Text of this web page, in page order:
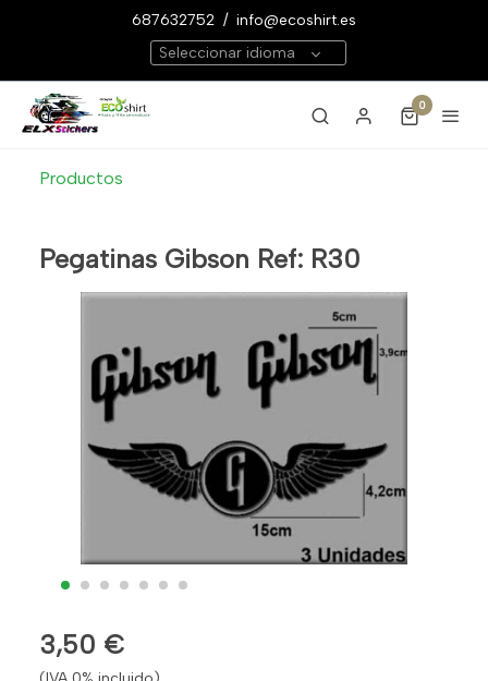
687632752 / info@ecoshirt.es
Seleccionar idioma
0
Productos
Pegatinas Gibson Ref: R30
3,50 €